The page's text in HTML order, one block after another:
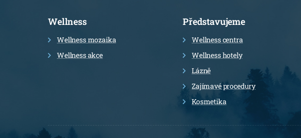
Informace
Wellness
Wellness mozaika
Wellness akce
Představujeme
Wellness centra
Wellness hotely
Lázně
Zajímavé procedury
Kosmetika